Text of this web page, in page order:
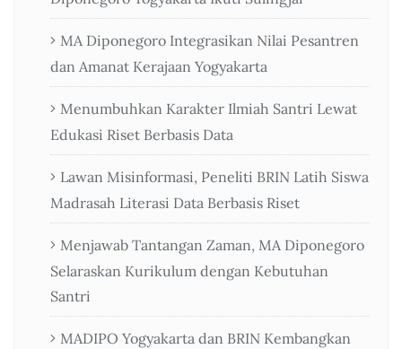
MA Diponegoro Integrasikan Nilai Pesantren
dan Amanat Kerajaan Yogyakarta
Menumbuhkan Karakter Ilmiah Santri Lewat
Edukasi Riset Berbasis Data
Lawan Misinformasi, Peneliti BRIN Latih Siswa
Madrasah Literasi Data Berbasis Riset
Menjawab Tantangan Zaman, MA Diponegoro
Selaraskan Kurikulum dengan Kebutuhan
Santri
MADIPO Yogyakarta dan BRIN Kembangkan